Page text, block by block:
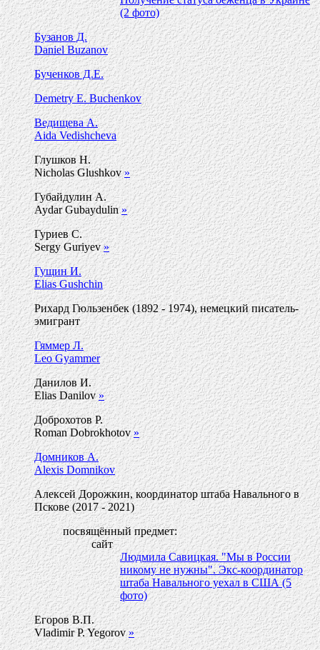
(2 фото)
Бузанов Д.
Daniel Buzanov
Бученков Д.Е.
Demetry E. Buchenkov
Ведищева А.
Aida Vedishcheva
Глушков Н.
Nicholas Glushkov»
Губайдулин А.
Aydar Gubaydulin»
Гуриев С.
Sergy Guriyev»
Гущин И.
Elias Gushchin
Рихард Гюльзенбек (1892 - 1974), немецкий писатель-
эмигрант
Гяммер Л.
Leo Gyammer
Данилов И.
Elias Danilov»
Доброхотов Р.
Roman Dobrokhotov»
Домников А.
Alexis Domnikov
Алексей Дорожкин, координатор штаба Навального в
Пскове (2017 - 2021)
посвящённый предмет:
сайт
Людмила Савицкая. "Мы в России
никому не нужны". Экс-координатор
штаба Навального уехал в США (5
фото)
Егоров В.П.
Vladimir P. Yegorov»